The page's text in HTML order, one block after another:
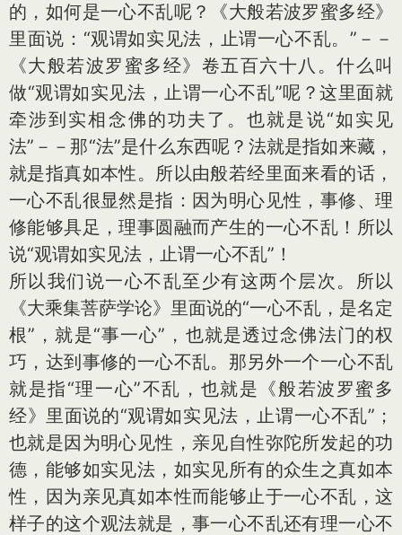
的，如何是一心不乱呢？《大般若波罗蜜多经》
里面说：“观谓如实见法，止谓一心不乱。”－－
《大般若波罗蜜多经》卷五百六十八。什么叫
做“观谓如实见法，止谓一心不乱”呢？这里面就
牵涉到实相念佛的功夫了。也就是说“如实见
法”－－那“法”是什么东西呢？法就是指如来藏，
就是指真如本性。所以由般若经里面来看的话，
一心不乱很显然是指：因为明心见性，事修、理
修能够具足，理事圆融而产生的一心不乱！所以
说“观谓如实见法，止谓一心不乱”！
所以我们说一心不乱至少有这两个层次。所以
《大乘集菩萨学论》里面说的“一心不乱，是名定
根”，就是“事一心”，也就是透过念佛法门的权
巧，达到事修的一心不乱。那另外一个一心不乱
就是指“理一心”不乱，也就是《般若波罗蜜多
经》里面说的“观谓如实见法，止谓一心不乱”；
也就是因为明心见性，亲见自性弥陀所发起的功
德，能够如实见法，如实见所有的众生之真如本
性，因为亲见真如本性而能够止于一心不乱，这
样子的这个观法就是，事一心不乱还有理一心不